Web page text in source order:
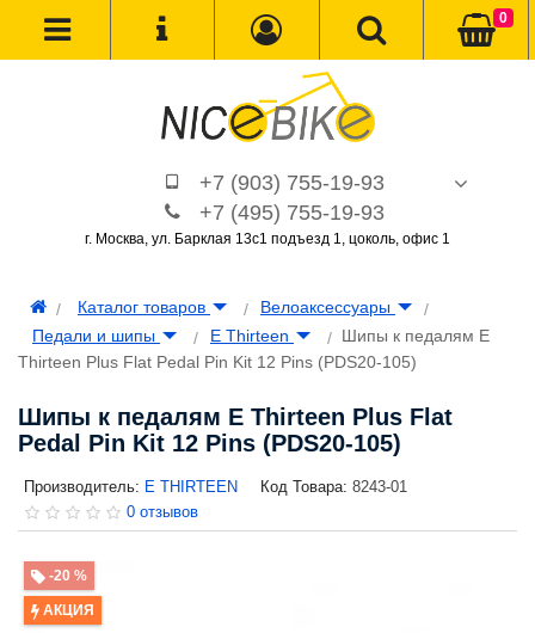
+7 (903) 755-19-93
+7 (495) 755-19-93
г. Москва, ул. Барклая 13с1 подъезд 1, цоколь, офис 1
0
Каталог товаров
Велоаксессуары
Педали и шипы
E Thirteen
Шипы к педалям E
Thirteen Plus Flat Pedal Pin Kit 12 Pins (PDS20-105)
Шипы к педалям E Thirteen Plus Flat
Pedal Pin Kit 12 Pins (PDS20-105)
Производитель: E THIRTEEN Код Товара: 8243-01
0 отзывов
-20 %
АКЦИЯ